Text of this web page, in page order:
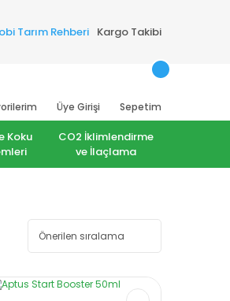
Tarım Rehberi Kargo Takibi
Üye Girişi Sepetim
Koku
CO2 İklimlendirme
ve İlaçlama